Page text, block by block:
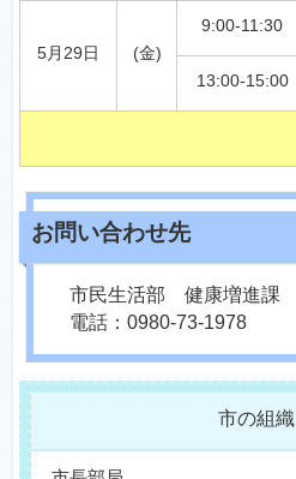
5月29日 (金)
9:00-11:30
13:00-15:00
市民生活部 健康増進課
電話：0980-73-1978
市の組織